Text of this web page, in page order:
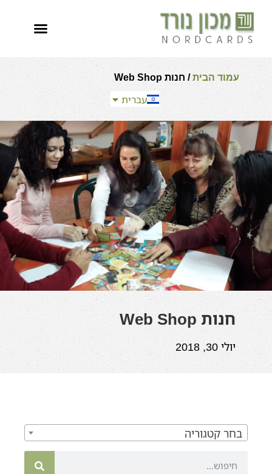
עמוד הבית/ חנות Web Shop
עברית
Español
Русский
חנות Web Shop
יולי 30, 2018
בחר קטגוריה